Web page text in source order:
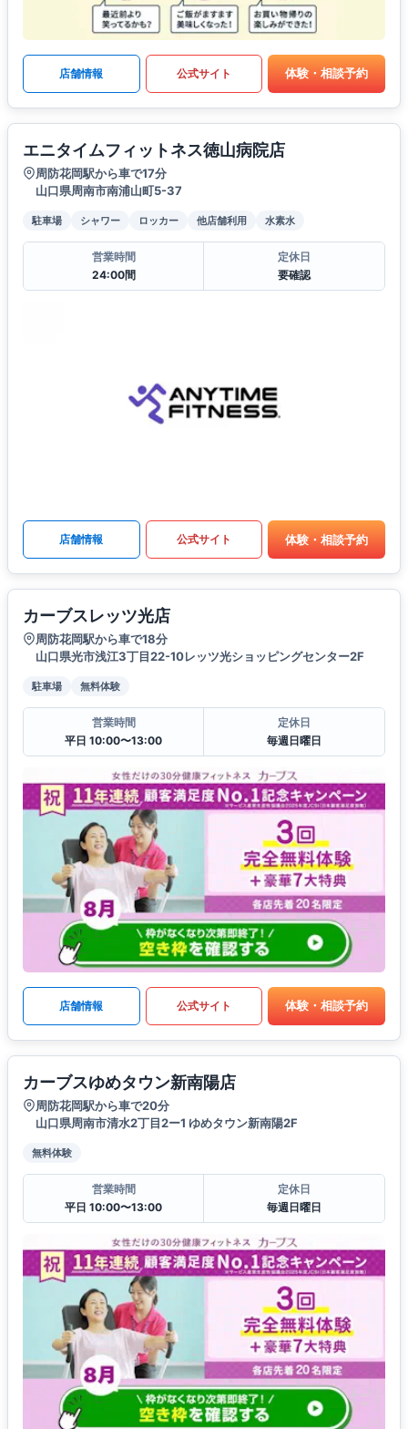
店舗情報 公式サイト 体験・相談予約
エニタイムフィットネス徳山病院店
周防花岡駅から車で17分
山口県周南市南浦山町5-37
駐車場 シャワー ロッカー 他店舗利用 水素水
営業時間
24:00間
定休日
要確認
店舗情報 公式サイト 体験・相談予約
カーブスレッツ光店
周防花岡駅から車で18分
山口県光市浅江3丁目22-10レッツ光ショッピングセンター2F
駐車場 無料体験
営業時間
平日 10:00〜13:00
定休日
毎週日曜日
店舗情報 公式サイト 体験・相談予約
カーブスゆめタウン新南陽店
周防花岡駅から車で20分
山口県周南市清水2丁目2ー1 ゆめタウン新南陽2F
無料体験
営業時間
平日 10:00〜13:00
定休日
毎週日曜日